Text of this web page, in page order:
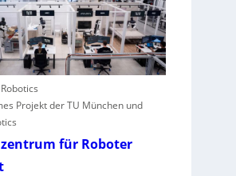
l
e
u
r
o
p
a
c
h
s
t
e
l
l
n
s
n
g
r
e
i
f
e
r
i
n
Projekt der TU München und
für Roboter